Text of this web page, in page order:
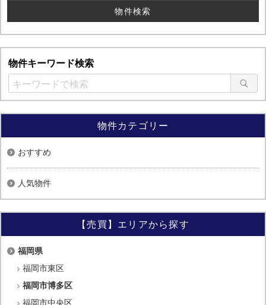
物件キーワード検索
物件カテゴリー
おすすめ
人気物件
【売買】エリアから探す
福岡県
福岡市東区
福岡市博多区
福岡市中央区